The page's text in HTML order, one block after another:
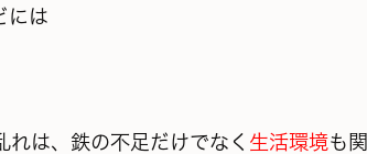
には
れは、鉄の不足だけでなく 生活環境も関